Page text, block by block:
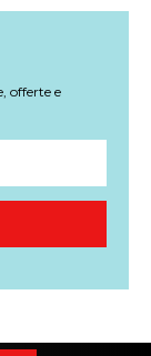
offerte e